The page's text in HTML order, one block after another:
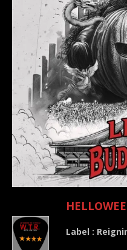
Label :